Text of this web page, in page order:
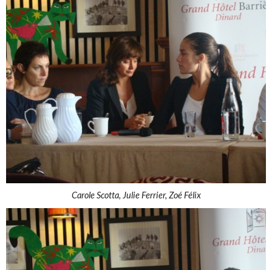
Carole Scotta, Julie Ferrier, Zoé Félix